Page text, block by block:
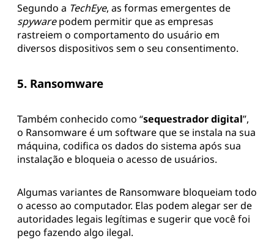
Segundo a TechEye, as formas emergentes de
spywarepodem permitir que as empresas
rastreiem o comportamento do usuário em
diversos dispositivos sem o seu consentimento.
5. Ransomware
Também conhecido como “sequestrador digital”,
o Ransomware é um software que se instala na sua
máquina, codifica os dados do sistema após sua
instalação e bloqueia o acesso de usuários.
Algumas variantes de Ransomware bloqueiam todo
o acesso ao computador. Elas podem alegar ser de
autoridades legais legítimas e sugerir que você foi
pego fazendo algo ilegal.